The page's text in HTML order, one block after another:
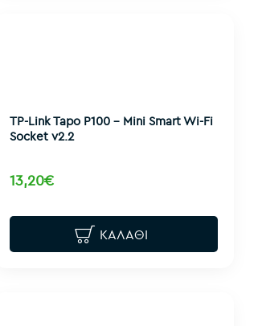
TP-Link Tapo P100 - Mini Smart Wi-Fi
Socket v2.2
13,20€
ΚΑΛΆΘΙ